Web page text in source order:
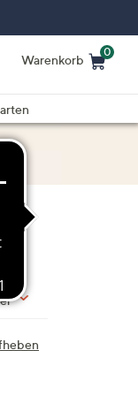
Warenkorb
0